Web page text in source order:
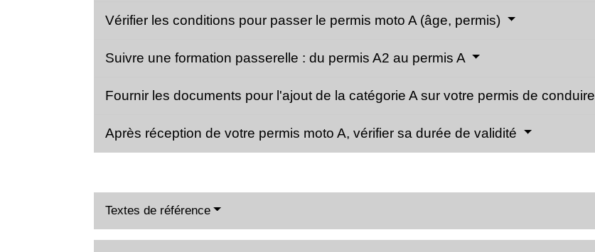
Vérifier les conditions pour passer le permis moto A (âge, permis)
Suivre une formation passerelle : du permis A2 au permis A
Fournir les documents pour l'ajout de la catégorie A sur votre permis de conduire
Après réception de votre permis moto A, vérifier sa durée de validité
Textes de référence